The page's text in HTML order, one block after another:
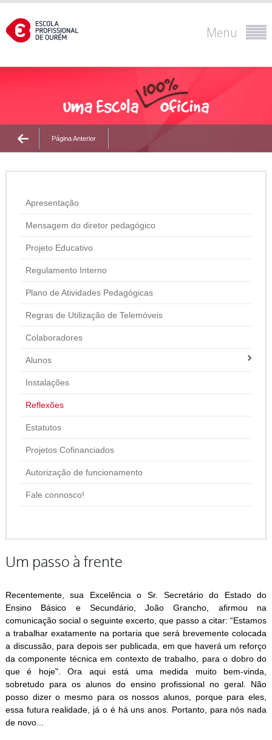
Menu
Página Anterior
Apresentação
Mensagem do diretor pedagógico
Projeto Educativo
Regulamento Interno
Plano de Atividades Pedagógicas
Regras de Utilização de Telemóveis
Colaboradores
Alunos
Instalações
Reflexões
Estatutos
Projetos Cofinanciados
Autorização de funcionamento
Fale connosco!
Um passo à frente
Recentemente, sua Excelência o Sr. Secretário do Estado do
Ensino Básico e Secundário, João Grancho, afirmou na
comunicação social o seguinte excerto, que passo a citar: “Estamos
a trabalhar exatamente na portaria que será brevemente colocada
a discussão, para depois ser publicada, em que haverá um reforço
da componente técnica em contexto de trabalho, para o dobro do
que é hoje". Ora aqui está uma medida muito bem-vinda,
sobretudo para os alunos do ensino profissional no geral. Não
posso dizer o mesmo para os nossos alunos, porque para eles,
essa futura realidade, já o é há uns anos. Portanto, para nós nada
de novo...